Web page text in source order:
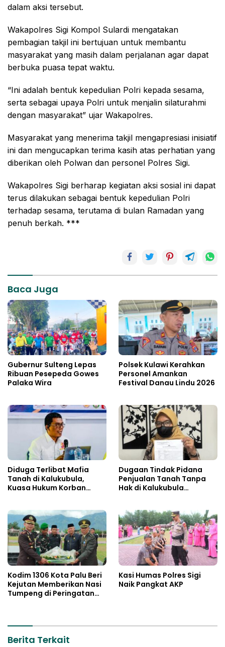
dalam aksi tersebut.
Wakapolres Sigi Kompol Sulardi mengatakan
pembagian takjil ini bertujuan untuk membantu
masyarakat yang masih dalam perjalanan agar dapat
berbuka puasa tepat waktu.
“Ini adalah bentuk kepedulian Polri kepada sesama,
serta sebagai upaya Polri untuk menjalin silaturahmi
dengan masyarakat” ujar Wakapolres.
Masyarakat yang menerima takjil mengapresiasi inisiatif
ini dan mengucapkan terima kasih atas perhatian yang
diberikan oleh Polwan dan personel Polres Sigi.
Wakapolres Sigi berharap kegiatan aksi sosial ini dapat
terus dilakukan sebagai bentuk kepedulian Polri
terhadap sesama, terutama di bulan Ramadan yang
penuh berkah. ***
Baca Juga
Gubernur Sulteng Lepas
Ribuan Pesepeda Gowes
Palaka Wira
Polsek Kulawi Kerahkan
Personel Amankan
Festival Danau Lindu 2026
Diduga Terlibat Mafia
Tanah di Kalukubula,
Kuasa Hukum Korban
Dugaan Tindak Pidana
Penjualan Tanah Tanpa
Hak di Kalukubula
Kodim 1306 Kota Palu Beri
Kejutan Memberikan Nasi
Tumpeng di Peringatan
Kasi Humas Polres Sigi
Naik Pangkat AKP
Berita Terkait